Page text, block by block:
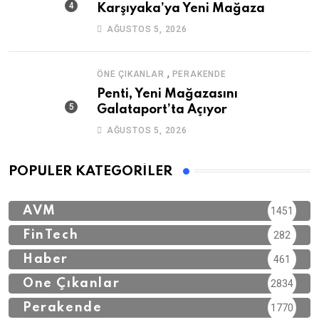
Karşıyaka’ya Yeni Mağaza
AĞUSTOS 5, 2026
ÖNE ÇIKANLAR , PERAKENDE
Penti, Yeni Mağazasını
Galataport’ta Açıyor
AĞUSTOS 5, 2026
POPÜLER KATEGORILER
AVM 1451
FinTech 282
Haber 461
Öne Çıkanlar 2834
Perakende 1770